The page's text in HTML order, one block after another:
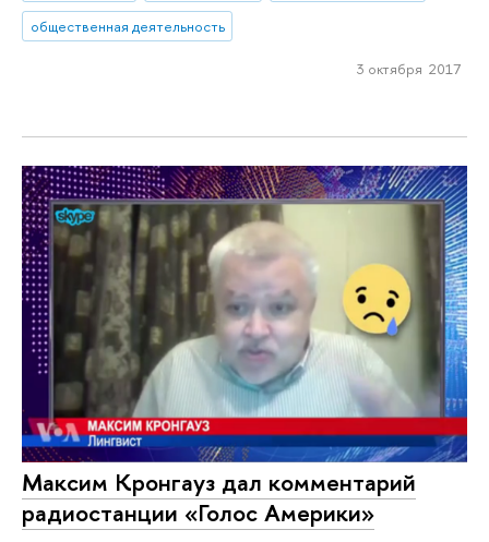
общественная деятельность
3 октября 2017
Максим Кронгауз дал комментарий
радиостанции «Голос Америки»